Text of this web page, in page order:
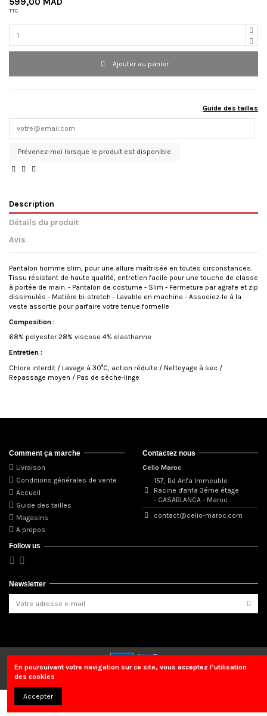
TTC
Ajouter au panier
Guide des tailles
Prévenez-moi lorsque le produit est disponible
Description
Détails du produit
Avis
Pantalon homme slim, pour une allure maîtrisée en toutes circonstances.
Tissu résistant de haute qualité, entretien facile pour une touche de classe
à portée de main. - Pantalon de costume - Slim - Fermeture par agrafe et zip
dissimulés - Matière bi-stretch - Lavable en machine - Associez-le à la
veste assortie pour parfaire votre tenue formelle
Composition :
68% polyester 28% viscose 4% elasthanne
Entretien :
Chlore interdit / Lavage à 30°C, action réduite / Nettoyage à sec /
Repassage moyen / Pas de sèche-linge
Comment ça marche
Livraison
Conditions générales de vente
Accueil
Guide des tailles
Magasins
A propos
Contactez nous
Celio Maroc
157, Bd Anfa Immeuble
Racine d'anfa 3éme étage
- CASABLANCA - Maroc
contact@celio-maroc.com
Follow us
Newsletter
En poursuivant votre navigation sur ce site, vous acceptez l’utilisation
des cookies
Accepter